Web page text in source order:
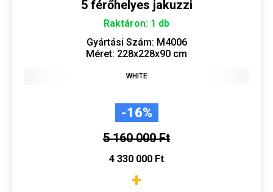
5 férőhelyes jakuzzi
Raktáron: 1 db
Gyártási Szám: M4006
Méret: 228x228x90 cm
WHITE
-16%
5 160 000 Ft
4 330 000 Ft
+